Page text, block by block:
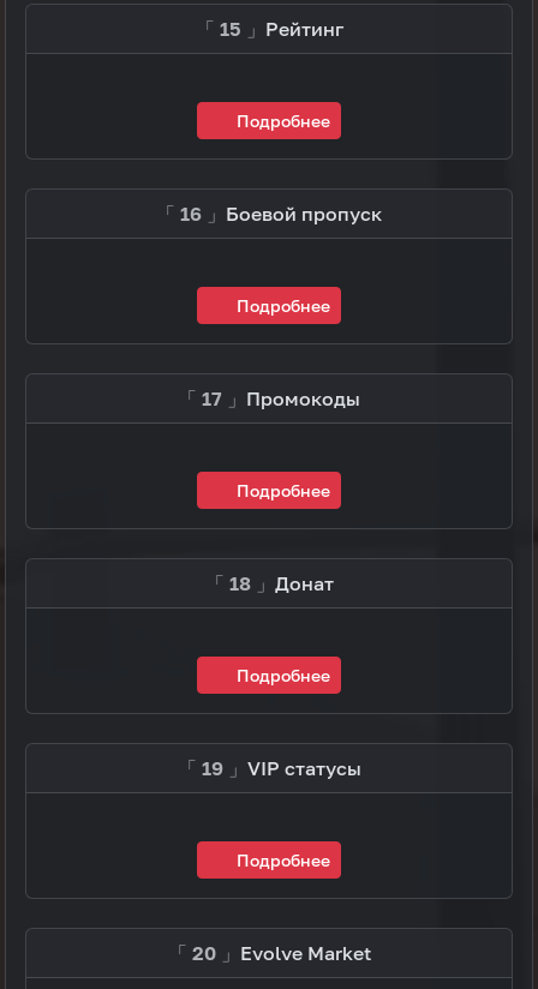
「 15 」 Рейтинг
Подробнее
「 16 」 Боевой пропуск
Подробнее
「 17 」 Промокоды
Подробнее
「 18 」 Донат
Подробнее
「 19 」 VIP статусы
Подробнее
「 20 」 Evolve Market